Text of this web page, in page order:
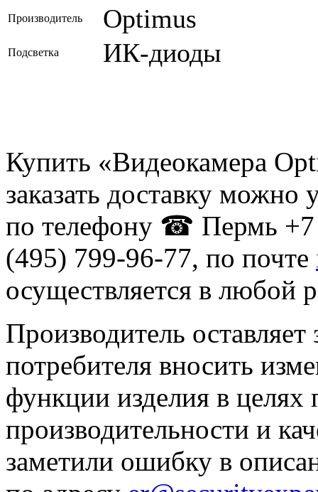
Производитель Optimus
Подсветка ИК-диоды
Купить «Видеокамера
заказать доставку
по телефону ☎ Пермь
(495) 799-96-77, по почте
осуществляется в любой
Производитель
потребителя вносить
функции изделия в
производительности и
заметили ошибку в